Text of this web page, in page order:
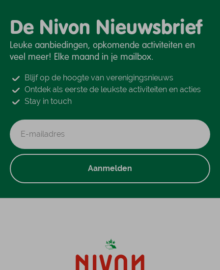
De Nivon Nieuwsbrief
Leuke aanbiedingen, opkomende activiteiten en
veel meer! Elke maand in je mailbox.
Blijf op de hoogte van verenigingsnieuws
Ontdek als eerste de leukste activiteiten en acties
Stay in touch
Aanmelden